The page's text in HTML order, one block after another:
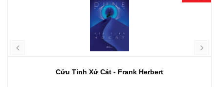
Cứu Tinh Xứ Cát - Frank Herbert